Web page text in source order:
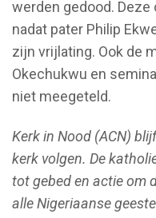
werden gedood.
nadat pater Philip
zijn vrijlating. Ook de
Okechukwu en
niet meegeteld.
Kerk in Nood (ACN)
kerk volgen. De
tot gebed en actie om
alle Nigeriaanse